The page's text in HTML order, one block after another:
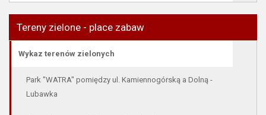
Tereny zielone - place zabaw
Wykaz terenów zielonych
Park "WATRA" pomiędzy ul. Kamiennogórską a Dolną -
Lubawka